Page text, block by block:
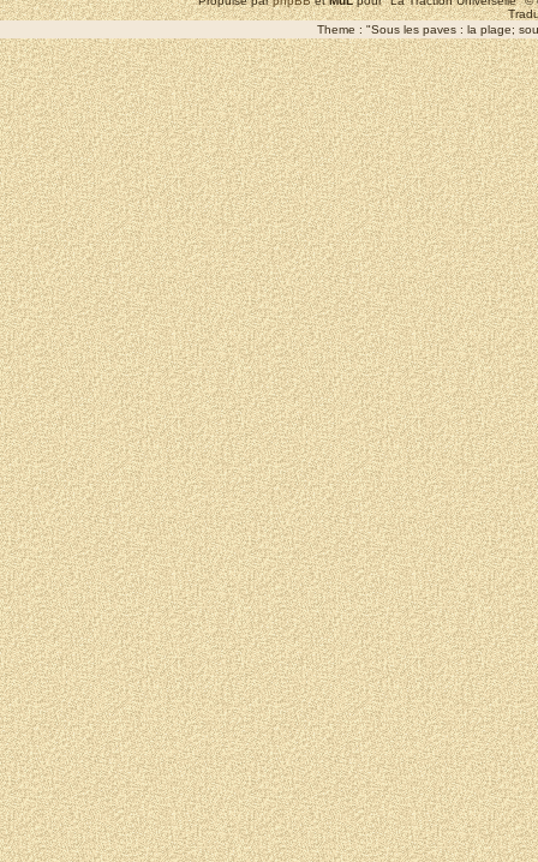
Theme : "Sous les paves : la plage;